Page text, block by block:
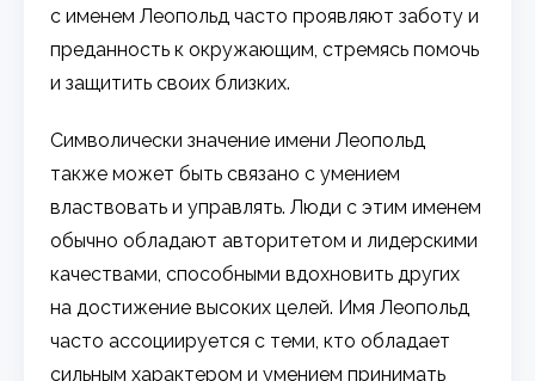
с именем Леопольд часто проявляют заботу и
преданность к окружающим, стремясь помочь
и защитить своих близких.
Символически значение имени Леопольд
также может быть связано с умением
властвовать и управлять. Люди с этим именем
обычно обладают авторитетом и лидерскими
качествами, способными вдохновить других
на достижение высоких целей. Имя Леопольд
часто ассоциируется с теми, кто обладает
сильным характером и умением принимать